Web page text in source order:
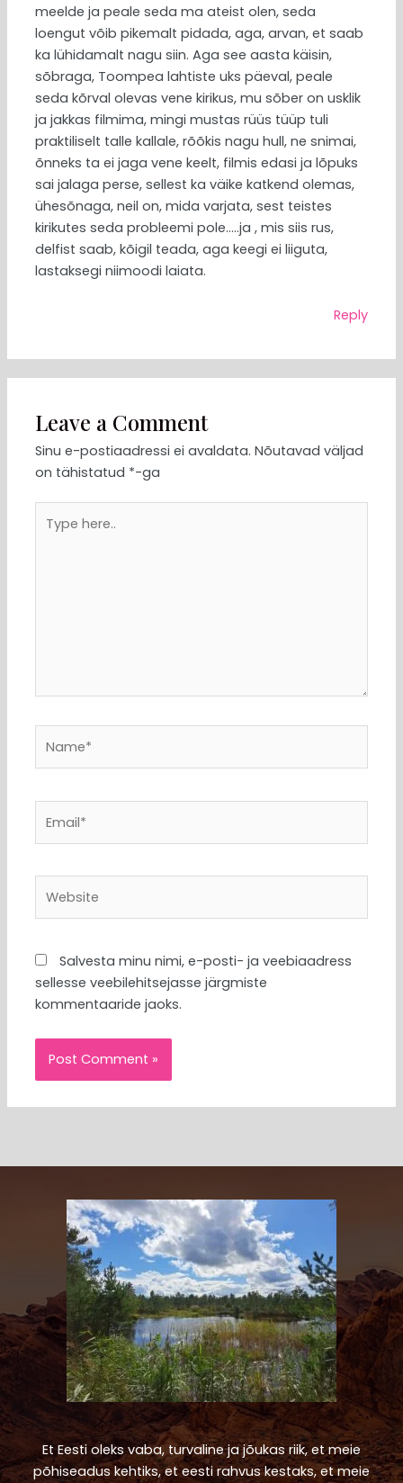
meelde ja peale seda ma ateist olen, seda
loengut võib pikemalt pidada, aga, arvan, et saab
ka lühidamalt nagu siin. Aga see aasta käisin,
sõbraga, Toompea lahtiste uks päeval, peale
seda kõrval olevas vene kirikus, mu sõber on usklik
ja jakkas filmima, mingi mustas rüüs tüüp tuli
praktiliselt talle kallale, rõõkis nagu hull, ne snimai,
õnneks ta ei jaga vene keelt, filmis edasi ja lõpuks
sai jalaga perse, sellest ka väike katkend olemas,
ühesõnaga, neil on, mida varjata, sest teistes
kirikutes seda probleemi pole…..ja , mis siis rus,
delfist saab, kõigil teada, aga keegi ei liiguta,
lastaksegi niimoodi laiata.
Reply
Leave a Comment
Sinu e-postiaadressi ei avaldata. Nõutavad väljad
on tähistatud *-ga
here..
Salvesta minu nimi, e-posti- ja veebiaadress
sellesse veebilehitsejasse järgmiste
kommentaaride jaoks.
Et Eesti oleks vaba, turvaline ja jõukas riik, et meie
põhiseadus kehtiks, et eesti rahvus kestaks, et meie